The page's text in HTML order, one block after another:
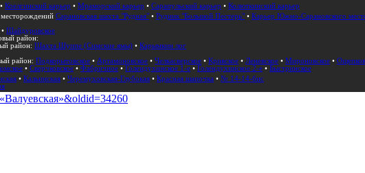
• Коелгинский карьер • Мраморский карьер • Сарапульский карьер • Колюткинский карьер
месторождений Сарановская шахта "Рудная" • Рудник "Большой Пестерь" • Карьер Южно-Сарановского
• Шайдуровское
район:
район: Шахта Шуппе (Симские ямы) • Карымкин лог
район: Подкорытовское • Артамоновское • Челкасверское • Кривское • Леневское • Мироновское •
• Сверчковское • Фабричное • Голендухинское 1-е • Голендухинское 2-е • Быстринское
• Кальинская • Черемуховская-Глубокая • Красная шапочка • № 14-14-бис